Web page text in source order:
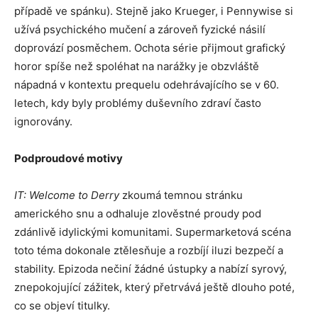
případě ve spánku). Stejně jako Krueger, i Pennywise si
užívá psychického mučení a zároveň fyzické násilí
doprovází posměchem. Ochota série přijmout grafický
horor spíše než spoléhat na narážky je obzvláště
nápadná v kontextu prequelu odehrávajícího se v 60.
letech, kdy byly problémy duševního zdraví často
ignorovány.
Podproudové motivy
IT: Welcome to Derryzkoumá temnou stránku
amerického snu a odhaluje zlověstné proudy pod
zdánlivě idylickými komunitami. Supermarketová scéna
toto téma dokonale ztělesňuje a rozbíjí iluzi bezpečí a
stability. Epizoda nečiní žádné ústupky a nabízí syrový,
znepokojující zážitek, který přetrvává ještě dlouho poté,
co se objeví titulky.